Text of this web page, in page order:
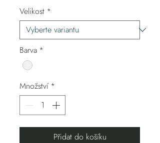
Velikost *
Barva *
Množství *
Přidat do košíku